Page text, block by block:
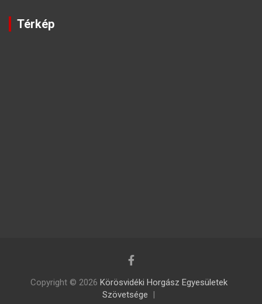
Térkép
Copyright © 2026 Körösvidéki Horgász Egyesületek
Szövetsége